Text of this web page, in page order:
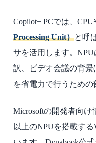
Copilot+ PCでは、CPU
Processing Unit）と呼
サを活用します。
訳、ビデオ会議の背
を省電力で行うための
Microsoftの開発者向け
以上のNPUを搭載する